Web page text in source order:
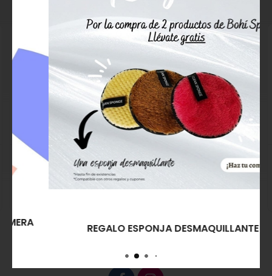
Crisnail Esmalte de Uñas
Taupe Dark Color Me
7,27€
Crisnail Esmalte de Uñas
Verde Backstage Color
REGALO ESPONJA DESMAQUILLANTE